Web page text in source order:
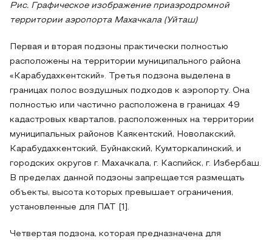
Рис. Графическое изображение приаэродромной
территории аэропорта Махачкала (Уйташ)
Первая и вторая подзоны практически полностью
расположены на территории муниципального района
«Карабудахкентский». Третья подзона выделена в
границах полос воздушных подходов к аэропорту. Она
полностью или частично расположена в границах 49
кадастровых кварталов, расположенных на территории
муниципальных районов Каякентский, Новолакский,
Карабудахкентский, Буйнакский, Кумторкалинский, и
городских округов г. Махачкала, г. Каспийск, г. Избербаш.
В пределах данной подзоны запрещается размещать
объекты, высота которых превышает ограничения,
установленные для ПАТ [1].
Четвертая подзона, которая предназначена для